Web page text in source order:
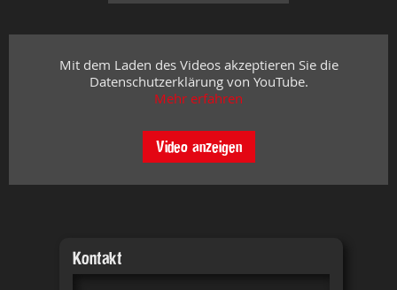
Mit dem Laden des Videos akzeptieren Sie die
Datenschutzerklärung von YouTube.
Mehr erfahren
Video anzeigen
Kontakt